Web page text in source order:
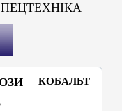
КОБАЛЬТ